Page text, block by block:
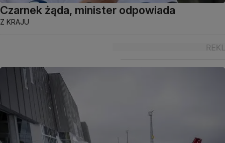
Czarnek żąda, minister odpowiada
Z KRAJU